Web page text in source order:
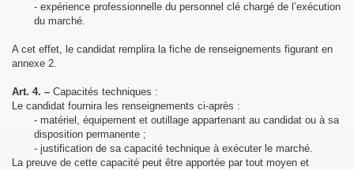
- expérience professionnelle du personnel clé chargé de l’exécution
du marché.
A cet effet, le candidat remplira la fiche de renseignements figurant en
annexe 2.
Art. 4. – Capacités techniques :
Le candidat fournira les renseignements ci-après :
- matériel, équipement et outillage appartenant au candidat ou à sa
disposition permanente ;
- justification de sa capacité technique à exécuter le marché.
La preuve de cette capacité peut être apportée par tout moyen et